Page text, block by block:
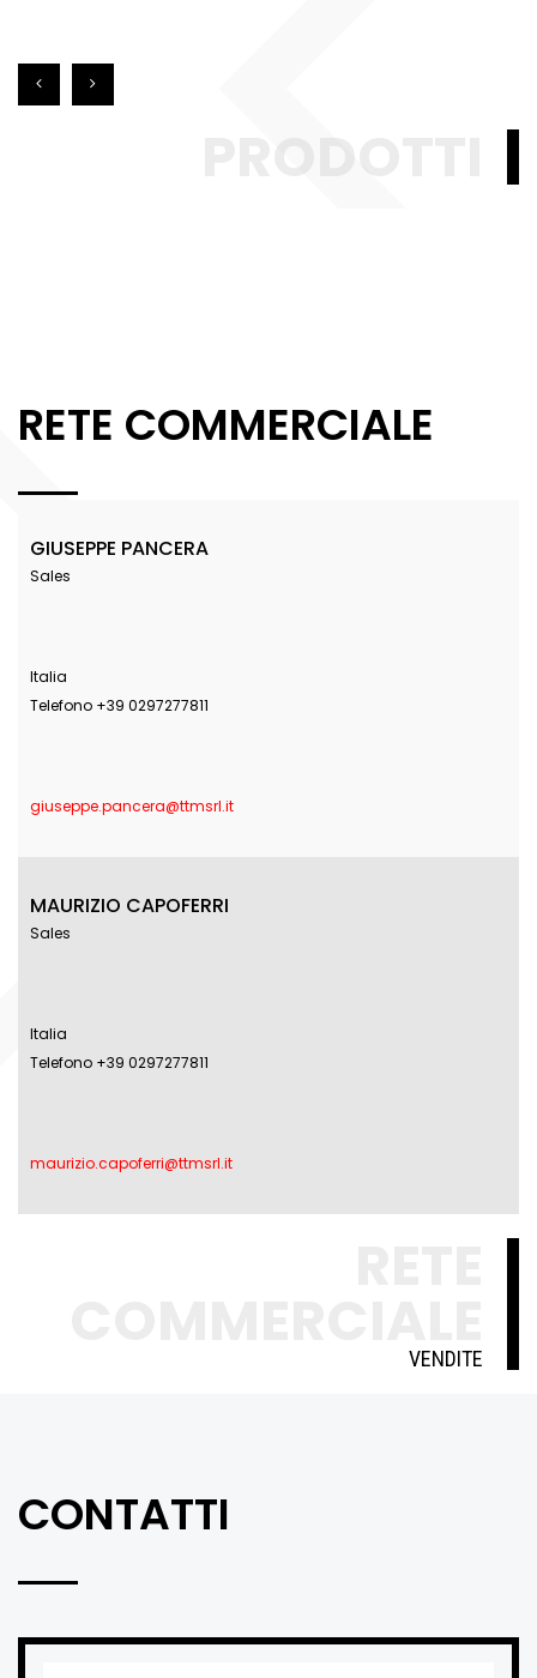
RETE COMMERCIALE
GIUSEPPE PANCERA
Sales
Italia
Telefono +39 0297277811
giuseppe.pancera@ttmsrl.it
MAURIZIO CAPOFERRI
Sales
Italia
Telefono +39 0297277811
maurizio.capoferri@ttmsrl.it
VENDITE
CONTATTI